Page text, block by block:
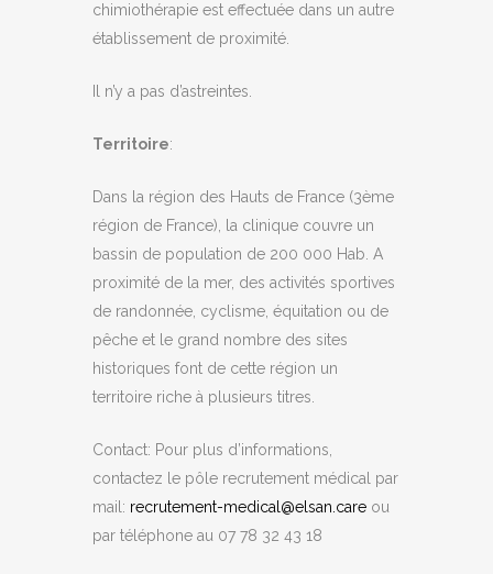
chimiothérapie est effectuée dans un autre
établissement de proximité.
Il n’y a pas d’astreintes.
Territoire:
Dans la région des Hauts de France (3ème
région de France), la clinique couvre un
bassin de population de 200 000 Hab. A
proximité de la mer, des activités sportives
de randonnée, cyclisme, équitation ou de
pêche et le grand nombre des sites
historiques font de cette région un
territoire riche à plusieurs titres.
Contact: Pour plus d’informations,
contactez le pôle recrutement médical par
mail: recrutement-medical@elsan.care ou
par téléphone au 07 78 32 43 18